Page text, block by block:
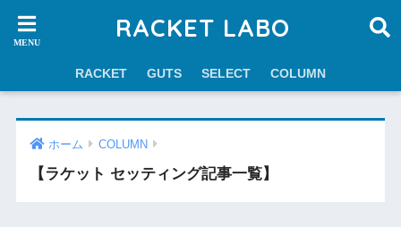
RACKET LABO
RACKET GUTS SELECT COLUMN
ホーム COLUMN
【ラケット セッティング記事一覧】